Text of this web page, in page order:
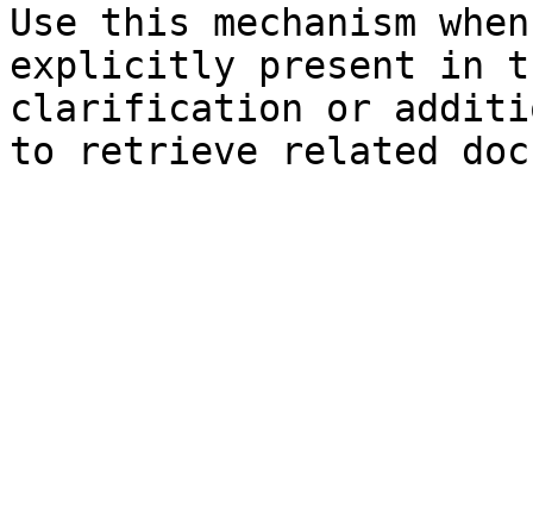
Use this mechanism
explicitly present in
clarification or